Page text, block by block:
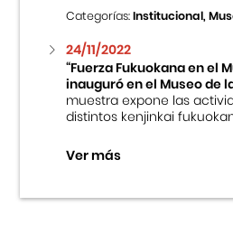
Categorías:Institucional,
24/11/2022
“Fuerza Fukuokana en el
inauguró en el Museo de
muestra expone las
distintos kenjinkai
Ver más